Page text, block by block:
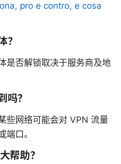
pro e contro, e cosa
？
是否解锁取决于服务商及地
吗？
些网络可能会对 VPN 流量
端口。
帮助？